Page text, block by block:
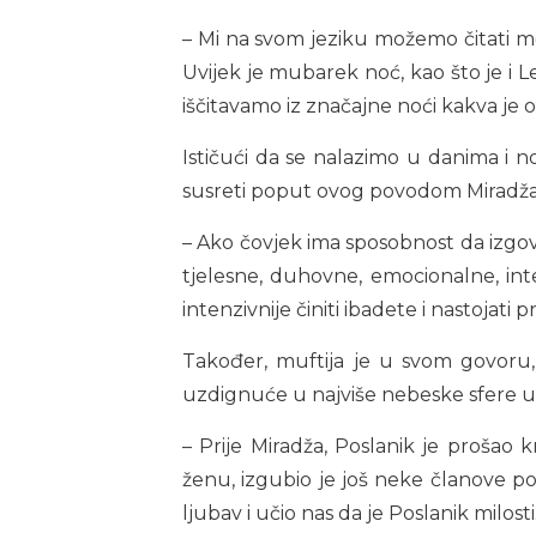
– Mi na svom jeziku možemo čitati
Uvijek je mubarek noć, kao što je i
iščitavamo iz značajne noći kakva je
Ističući da se nalazimo u danima i
susreti poput ovog povodom
– Ako čovjek ima sposobnost da
tjelesne, duhovne, emocionalne,
intenzivnije činiti ibadete i nastojati
Također, muftija je u svom
uzdignuće u najviše nebeske sfere
– Prije Miradža, Poslanik je prošao
ženu, izgubio je još neke članove
ljubav i učio nas da je Poslanik